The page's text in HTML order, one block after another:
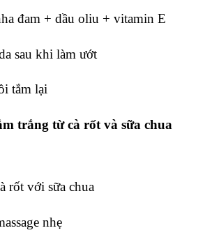
đam + dầu oliu + vitamin E
sau khi làm ướt
tắm lại
trắng từ cà rốt và sữa chua
rốt với sữa chua
nhẹ